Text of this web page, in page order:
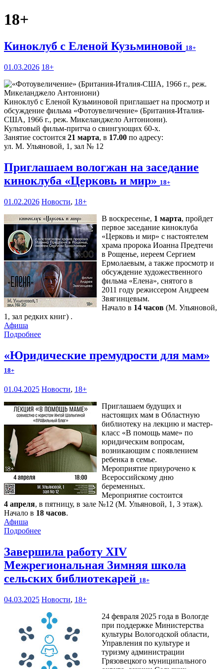
18+
Киноклуб с Еленой Кузьминовой 18+
01.03.2026 18+
Киноклуб с Еленой Кузьминовой приглашает на просмотр и
обсуждение фильма «Фотоувеличение» (Британия-Италия-
США, 1966 г., реж. Микеланджело Антониони).
Культовый фильм-притча о свингующих 60-х.
Занятие состоится 21 марта, в 17.00 по адресу:
ул. М. Ульяновой, 1, зал № 12
Приглашаем вологжан на заседание
киноклуба «Церковь и мир» 18+
01.02.2026 Новости, 18+
В воскресенье, 1 марта, пройдет
первое заседание киноклуба
«Церковь и мир» с настоятелем
храма пророка Иоанна Предтечи
в Рощенье, иереем Сергием
Ермолаевым, а также просмотр и
обсуждение художественного
фильма «Елена», снятого в
2011 году режиссером Андреем
Звягинцевым.
Начало в 14 часов (М. Ульяновой,
1, зал редких книг) .
Афиша
Подробнее
«Юридические премудрости для мам»
18+
01.04.2025 Новости, 18+
Приглашаем будущих и
настоящих мам в Областную
библиотеку на лекцию и мастер-
класс «В помощь маме» по
юридическим вопросам,
возникающим с появлением
ребенка в семье.
Мероприятие приурочено к
Всероссийскому дню
беременных.
Мероприятие состоится
4 апреля, в пятницу, в зале №12 (М. Ульяновой, 1, 3 этаж).
Начало в 18 часов.
Афиша
Подробнее
Завершила работу XIV
Межрегиональная Зимняя школа
сельских библиотекарей 18+
04.03.2025 Новости, 18+
24 февраля 2025 года в Вологде
при поддержке Министерства
культуры Вологодской области,
Управления по культуре и
туризму администрации
Грязовецкого муниципального